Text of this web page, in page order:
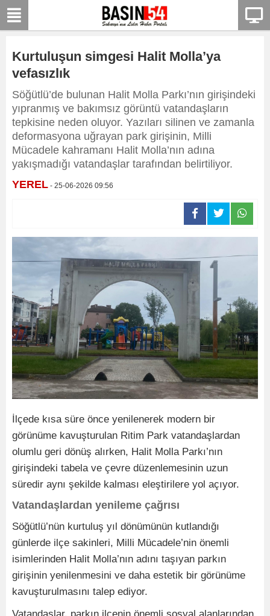
Kurtuluşun simgesi Halit Molla’ya
vefasızlık
Söğütlü’de bulunan Halit Molla Parkı’nın girişindeki
yıpranmış ve bakımsız görüntü vatandaşların
tepkisine neden oluyor. Yazıları silinen ve zamanla
deformasyona uğrayan park girişinin, Milli
Mücadele kahramanı Halit Molla’nın adına
yakışmadığı vatandaşlar tarafından belirtiliyor.
YEREL - 25-06-2026 09:56
İlçede kısa süre önce yenilenerek modern bir
görünüme kavuşturulan Ritim Park vatandaşlardan
olumlu geri dönüş alırken, Halit Molla Parkı’nın
girişindeki tabela ve çevre düzenlemesinin uzun
süredir aynı şekilde kalması eleştirilere yol açıyor.
Vatandaşlardan yenileme çağrısı
Söğütlü’nün kurtuluş yıl dönümünün kutlandığı
günlerde ilçe sakinleri, Milli Mücadele’nin önemli
isimlerinden Halit Molla’nın adını taşıyan parkın
girişinin yenilenmesini ve daha estetik bir görünüme
kavuşturulmasını talep ediyor.